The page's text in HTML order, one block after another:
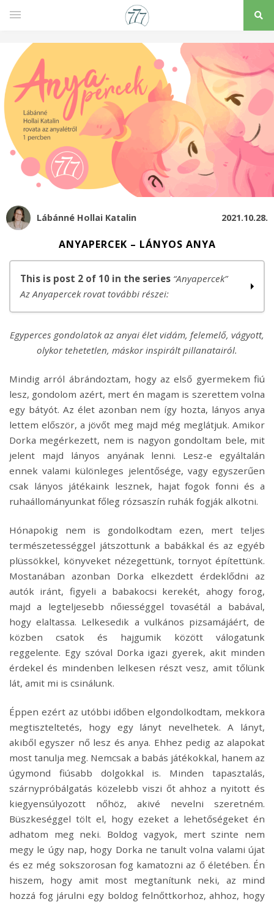
Lábánné Hollai Katalin 2021.10.28.
ANYAPERCEK – LÁNYOS ANYA
This is post 2 of 10 in the series “Anyapercek”
Az Anyapercek rovat további részei:
Anyapercek – Lányos anya
Anyapercek – Anyaminták, mintaanyák
Anyapercek – Anya a bokszutcában
Anyapercek – Tökéletes anya mítosza
Anyapercek – Mások véleménye
Anyapercek – A küzdelmek ereje
Anyapercek – Derék asszony
Anyapercek – A gyermek ajándék
Egyperces gondolatok az anyai élet vidám, felemelő, vágyott,
olykor tehetetlen, máskor inspirált pillanatairól.
Mindig arról ábrándoztam, hogy az első gyermekem fiú
lesz, gondolom azért, mert én magam is szerettem volna
egy bátyót. Az élet azonban nem így hozta, lányos anya
lettem először, a jövőt meg majd még meglátjuk. Amikor
Dorka megérkezett, nem is nagyon gondoltam bele, mit
jelent majd lányos anyának lenni. Lesz-e egyáltalán
ennek valami különleges jelentősége, vagy egyszerűen
csak lányos játékaink lesznek, hajat fogok fonni és a
ruhaállományunkat főleg rózsaszín ruhák fogják alkotni.
Hónapokig nem is gondolkodtam ezen, mert teljes
természetességgel játszottunk a babákkal és az egyéb
plüssökkel, könyveket nézegettünk, tornyot építettünk.
Mostanában azonban Dorka elkezdett érdeklődni az
autók iránt, figyeli a babakocsi kerekét, ahogy forog,
majd a legteljesebb nőiességgel tovasétál a babával,
hogy elaltassa. Lelkesedik a vulkános pizsamájáért, de
közben csatok és hajgumik között válogatunk
reggelente. Egy szóval Dorka igazi gyerek, akit minden
érdekel és mindenben lelkesen részt vesz, amit tőlünk
lát, amit mi is csinálunk.
Éppen ezért az utóbbi időben elgondolkodtam, mekkora
megtiszteltetés, hogy egy lányt nevelhetek. A lányt,
akiből egyszer nő lesz és anya. Ehhez pedig az alapokat
most tanulja meg. Nemcsak a babás játékokkal, hanem az
úgymond fiúsabb dolgokkal is. Minden tapasztalás,
szárnypróbálgatás közelebb viszi őt ahhoz a nyitott és
kiegyensúlyozott nőhöz, akivé nevelni szeretném.
Büszkeséggel tölt el, hogy ezeket a lehetőségeket én
adhatom meg neki. Boldog vagyok, mert szinte nem
megy le úgy nap, hogy Dorka ne tanult volna valami újat
és ez még sokszorosan fog kamatozni az ő életében. Én
hiszem, hogy amit most megtanítunk neki, az mind
hozzá fog járulni egy boldog felnőttkorhoz, ahhoz, hogy